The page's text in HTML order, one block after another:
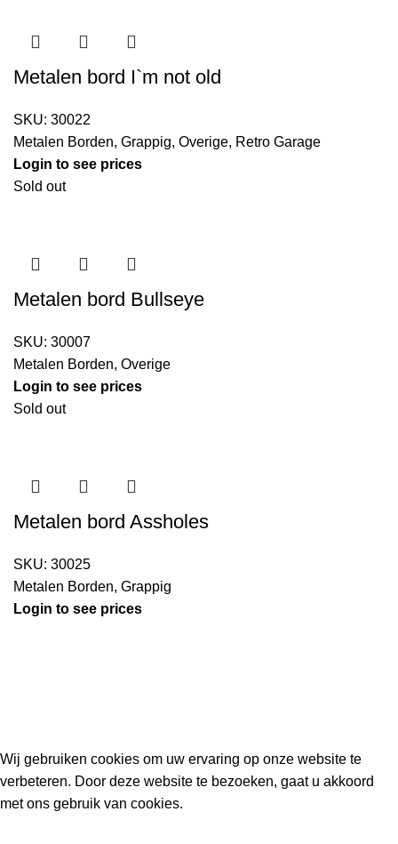
Metalen bord I`m not old
SKU: 30022
Metalen Borden, Grappig, Overige, Retro Garage
Login to see prices
Sold out
Metalen bord Bullseye
SKU: 30007
Metalen Borden, Overige
Login to see prices
Sold out
Metalen bord Assholes
SKU: 30025
Metalen Borden, Grappig
Login to see prices
Wij gebruiken cookies om uw ervaring op onze website te
verbeteren. Door deze website te bezoeken, gaat u akkoord
met ons gebruik van cookies.